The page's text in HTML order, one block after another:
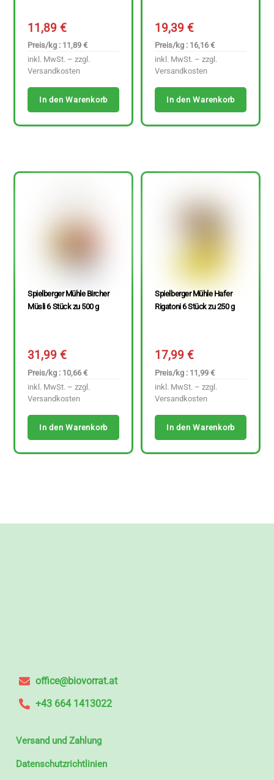
11,89€
Preis/kg : 11,89 €
inkl. MwSt. – zzgl.
Versandkosten
In den Warenkorb
19,39€
Preis/kg : 16,16 €
inkl. MwSt. – zzgl.
Versandkosten
In den Warenkorb
Spielberger Mühle Bircher
Müsli 6 Stück zu 500 g
31,99€
Preis/kg : 10,66 €
inkl. MwSt. – zzgl.
Versandkosten
In den Warenkorb
Spielberger Mühle Hafer
Rigatoni 6 Stück zu 250 g
17,99€
Preis/kg : 11,99 €
inkl. MwSt. – zzgl.
Versandkosten
In den Warenkorb
office@biovorrat.at
+43 664 1413022
Versand und Zahlung
Datenschutzrichtlinien